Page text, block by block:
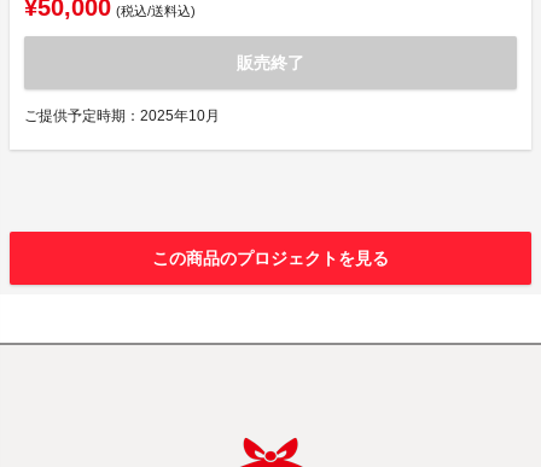
¥50,000 (税込/送料込)
販売終了
ご提供予定時期：2025年10月
この商品のプロジェクトを見る